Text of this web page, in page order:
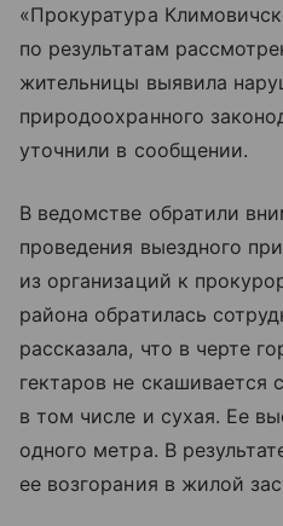
«Прокуратура
по результатам
жительницы выявила
природоохранного
уточнили в сообщении.
В ведомстве обратили
проведения выездного
из организаций к
района обратилась
рассказала, что в черте
гектаров не скашивается
в том числе и сухая. Ее
одного метра. В
ее возгорания в жилой